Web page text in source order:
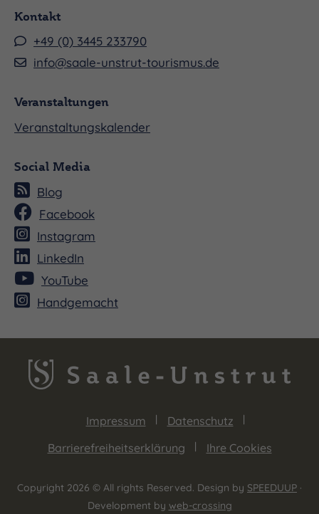
Kontakt
+49 (0) 3445 233790
info@saale-unstrut-tourismus.de
Veranstaltungen
Veranstaltungskalender
Social Media
Blog
Facebook
Instagram
LinkedIn
YouTube
Handgemacht
Impressum
Datenschutz
Barrierefreiheitserklärung
Ihre Cookies
Copyright 2026 © All rights Reserved. Design by SPEEDUUP ·
Development by web-crossing